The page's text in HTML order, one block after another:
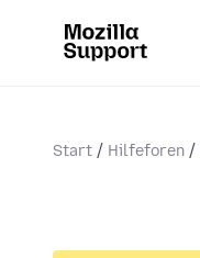
Start Hilfeforen